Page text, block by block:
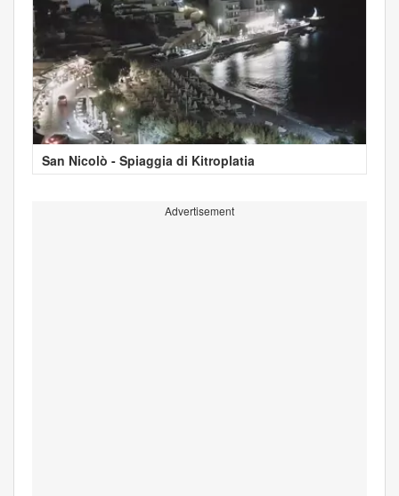
San Nicolò - Spiaggia di Kitroplatia
Advertisement